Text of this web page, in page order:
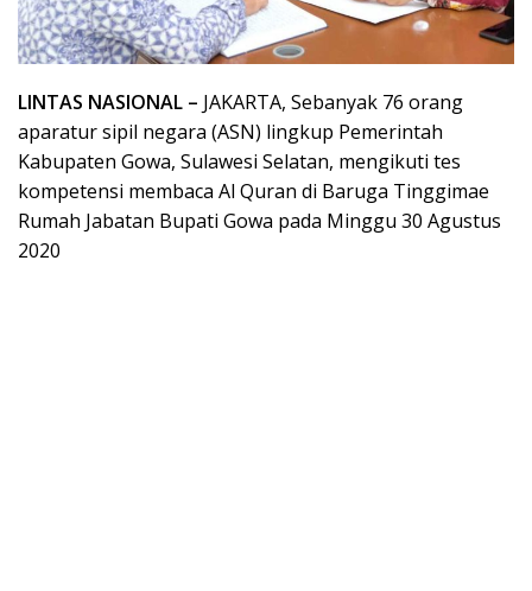
LINTAS NASIONAL – JAKARTA, Sebanyak 76 orang
aparatur sipil negara (ASN) lingkup Pemerintah
Kabupaten Gowa, Sulawesi Selatan, mengikuti tes
kompetensi membaca Al Quran di Baruga Tinggimae
Rumah Jabatan Bupati Gowa pada Minggu 30 Agustus
2020